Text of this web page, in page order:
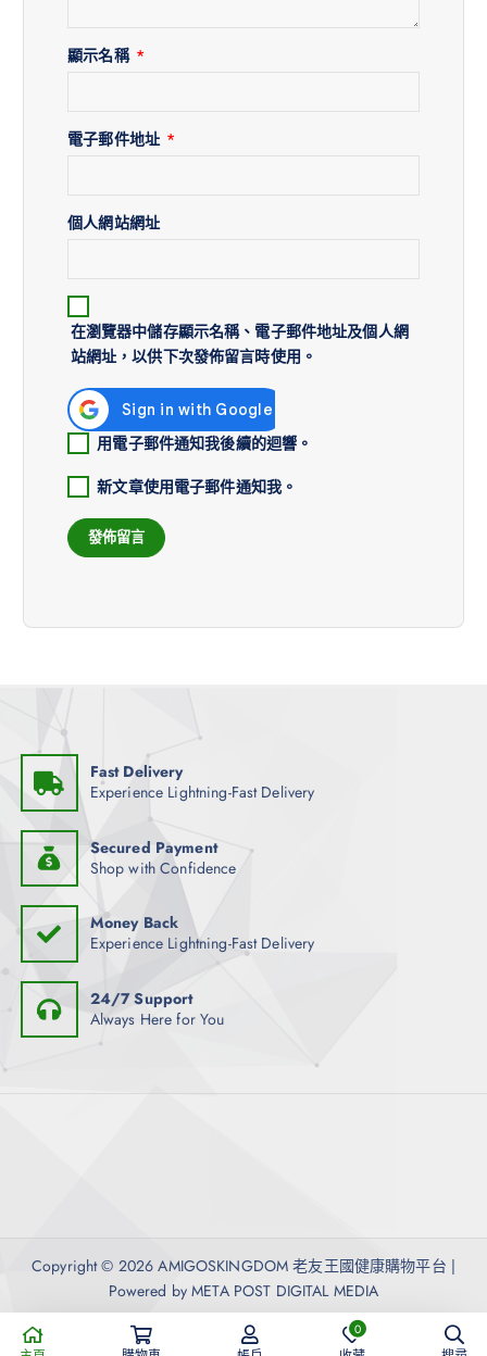
顯示名稱 *
電子郵件地址 *
個人網站網址
在瀏覽器中儲存顯示名稱、電子郵件地址及個人網
站網址，以供下次發佈留言時使用。
用電子郵件通知我後續的迴響。
新文章使用電子郵件通知我。
Fast Delivery
Experience Lightning-Fast Delivery
Secured Payment
Shop with Confidence
Money Back
Experience Lightning-Fast Delivery
24/7 Support
Always Here for You
Copyright © 2026 AMIGOSKINGDOM 老友王國健康購物平台 |
Powered by META POST DIGITAL MEDIA
0